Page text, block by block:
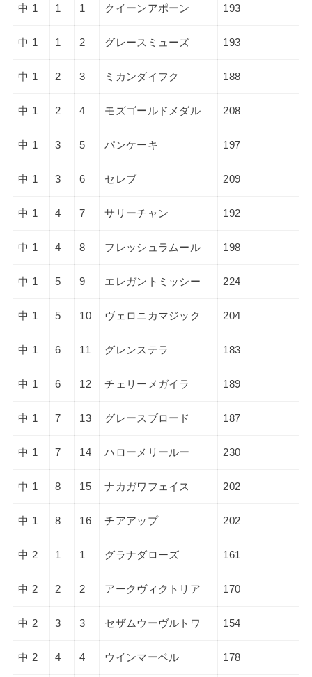
中 1 1 1 クイーンアポーン 193
中 1 1 2 グレースミューズ 193
中 1 2 3 ミカンダイフク 188
中 1 2 4 モズゴールドメダル 208
中 1 3 5 パンケーキ 197
中 1 3 6 セレブ 209
中 1 4 7 サリーチャン 192
中 1 4 8 フレッシュラムール 198
中 1 5 9 エレガントミッシー 224
中 1 5 10 ヴェロニカマジック 204
中 1 6 11 グレンステラ 183
中 1 6 12 チェリーメガイラ 189
中 1 7 13 グレースブロード 187
中 1 7 14 ハローメリールー 230
中 1 8 15 ナカガワフェイス 202
中 1 8 16 チアアップ 202
中 2 1 1 グラナダローズ 161
中 2 2 2 アークヴィクトリア 170
中 2 3 3 セザムウーヴルトワ 154
中 2 4 4 ウインマーベル 178